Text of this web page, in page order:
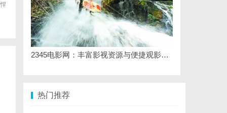
2345电影网：丰富影视资源与便捷观影体验的最佳选择
热门推荐